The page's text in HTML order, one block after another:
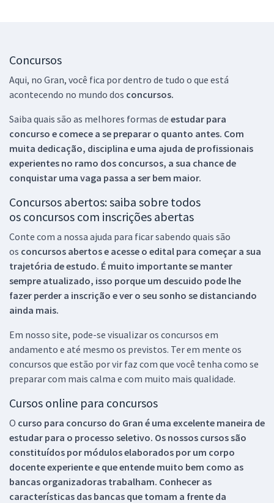
Concursos
Aqui, no Gran, você fica por dentro de tudo o que está
acontecendo no mundo dos concursos.
Saiba quais são as melhores formas de estudar para
concurso e comece a se preparar o quanto antes. Com
muita dedicação, disciplina e uma ajuda de profissionais
experientes no ramo dos concursos, a sua chance de
conquistar uma vaga passa a ser bem maior.
Concursos abertos: saiba sobre todos
os concursos com inscrições abertas
Conte com a nossa ajuda para ficar sabendo quais são
os concursos abertos e acesse o edital para começar a sua
trajetória de estudo. É muito importante se manter
sempre atualizado, isso porque um descuido pode lhe
fazer perder a inscrição e ver o seu sonho se distanciando
ainda mais.
Em nosso site, pode-se visualizar os concursos em
andamento e até mesmo os previstos. Ter em mente os
concursos que estão por vir faz com que você tenha como se
preparar com mais calma e com muito mais qualidade.
Cursos online para concursos
O curso para concurso do Gran é uma excelente maneira de
estudar para o processo seletivo. Os nossos cursos são
constituídos por módulos elaborados por um corpo
docente experiente e que entende muito bem como as
bancas organizadoras trabalham. Conhecer as
características das bancas que tomam a frente da